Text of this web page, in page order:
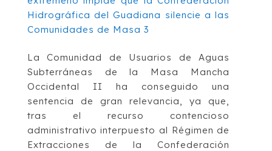
La Comunidad de Usuarios de Aguas
Subterráneas de la Masa Mancha
Occidental II ha conseguido una
sentencia de gran relevancia, ya que,
tras el recurso contencioso
administrativo interpuesto al Régimen de
Extracciones de la Confederación